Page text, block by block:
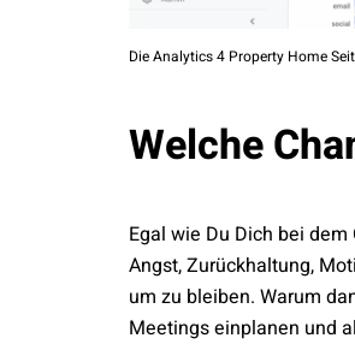
Die Analytics 4 Property Home
Welche
Egal wie Du Dich bei
Angst, Zurückhaltung,
um zu bleiben. Warum
Meetings einplanen und